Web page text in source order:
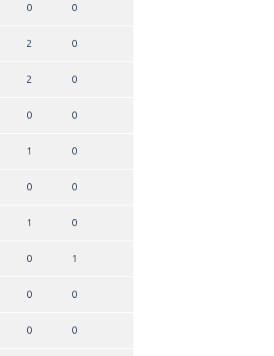
0 0
2 0
2 0
0 0
1 0
0 0
1 0
0 1
0 0
0 0